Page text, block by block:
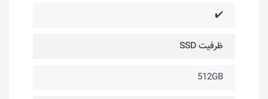
✔️
ظرفیت SSD
512GB